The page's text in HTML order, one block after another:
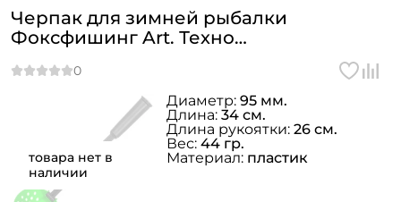
товара нет в
наличии
Черпак для зимней рыбалки
Фоксфишинг Art. Техно
Диаметр: 95 мм.
Длина: 34 см.
Длина рукоятки: 26 см.
Вес: 44 гр.
Материал: пластик